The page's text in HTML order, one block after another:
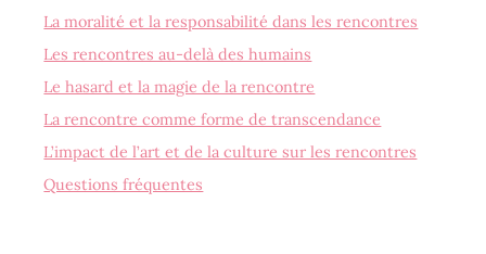
La moralité et la responsabilité dans les rencontres
Les rencontres au-delà des humains
Le hasard et la magie de la rencontre
La rencontre comme forme de transcendance
L’impact de l’art et de la culture sur les rencontres
Questions fréquentes